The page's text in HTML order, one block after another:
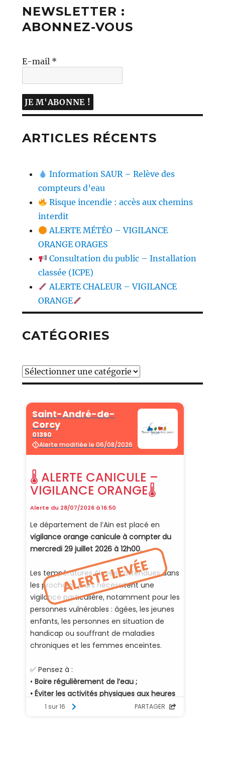
NEWSLETTER :
ABONNEZ-VOUS
E-mail *
ARTICLES RÉCENTS
Information SAUR – Relève des
compteurs d’eau
Risque incendie : accès aux chemins
interdit
ALERTE MÉTÉO – VIGILANCE
ORANGE ORAGES
Consultation du public – Installation
classée (ICPE)
ALERTE CHALEUR – VIGILANCE
ORANGE
CATÉGORIES
Catégories